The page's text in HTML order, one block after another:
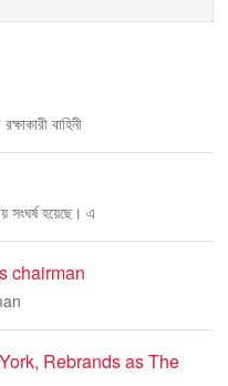
বাহিনী
সংঘর্ষ হয়েছে। এ
chairman
Rebrands as The